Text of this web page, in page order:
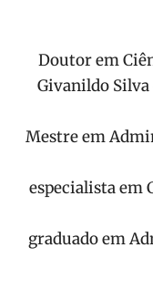
Doutor em
Givanildo Silva
Mestre em
especialista em
graduado em